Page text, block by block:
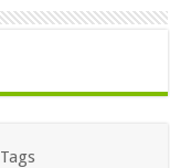
Tags